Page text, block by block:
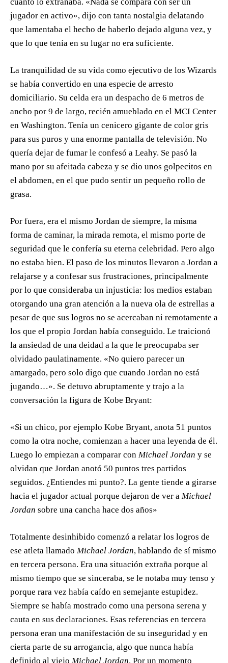
jugador en activo», dijo con tanta nostalgia delatando
que lamentaba el hecho de haberlo dejado alguna vez, y
que lo que tenía en su lugar no era suficiente.
La tranquilidad de su vida como ejecutivo de los Wizards
se había convertido en una especie de arresto
domiciliario. Su celda era un despacho de 6 metros de
ancho por 9 de largo, recién amueblado en el MCI Center
en Washington. Tenía un cenicero gigante de color gris
para sus puros y una enorme pantalla de televisión. No
quería dejar de fumar le confesó a Leahy. Se pasó la
mano por su afeitada cabeza y se dio unos golpecitos en
el abdomen, en el que pudo sentir un pequeño rollo de
grasa.
Por fuera, era el mismo Jordan de siempre, la misma
forma de caminar, la mirada remota, el mismo porte de
seguridad que le confería su eterna celebridad. Pero algo
no estaba bien. El paso de los minutos llevaron a Jordan a
relajarse y a confesar sus frustraciones, principalmente
por lo que consideraba un injusticia: los medios estaban
otorgando una gran atención a la nueva ola de estrellas a
pesar de que sus logros no se acercaban ni remotamente a
los que el propio Jordan había conseguido. Le traicionó
la ansiedad de una deidad a la que le preocupaba ser
olvidado paulatinamente. «No quiero parecer un
amargado, pero solo digo que cuando Jordan no está
jugando…». Se detuvo abruptamente y trajo a la
conversación la figura de Kobe Bryant:
«Si un chico, por ejemplo Kobe Bryant, anota 51 puntos
como la otra noche, comienzan a hacer una leyenda de él.
Luego lo empiezan a comparar con Michael Jordan y se
olvidan que Jordan anotó 50 puntos tres partidos
seguidos. ¿Entiendes mi punto?. La gente tiende a girarse
hacia el jugador actual porque dejaron de ver a Michael
Jordan sobre una cancha hace dos años»
Totalmente desinhibido comenzó a relatar los logros de
ese atleta llamado Michael Jordan, hablando de sí mismo
en tercera persona. Era una situación extraña porque al
mismo tiempo que se sinceraba, se le notaba muy tenso y
porque rara vez había caído en semejante estupidez.
Siempre se había mostrado como una persona serena y
cauta en sus declaraciones. Esas referencias en tercera
persona eran una manifestación de su inseguridad y en
cierta parte de su arrogancia, algo que nunca había
definido al viejo Michael Jordan. Por un momento